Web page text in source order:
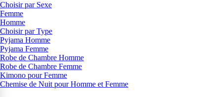
Choisir par Sexe
Femme
Homme
Choisir par Type
Pyjama Homme
Pyjama Femme
Robe de Chambre Homme
Robe de Chambre Femme
Kimono pour Femme
Chemise de Nuit pour Homme et Femme